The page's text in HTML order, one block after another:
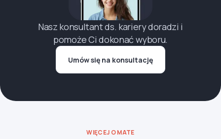
Nasz konsultant ds. kariery doradzi i
pomoże Ci dokonać wyboru.
Umów się na konsultację
WIĘCEJ O MATE